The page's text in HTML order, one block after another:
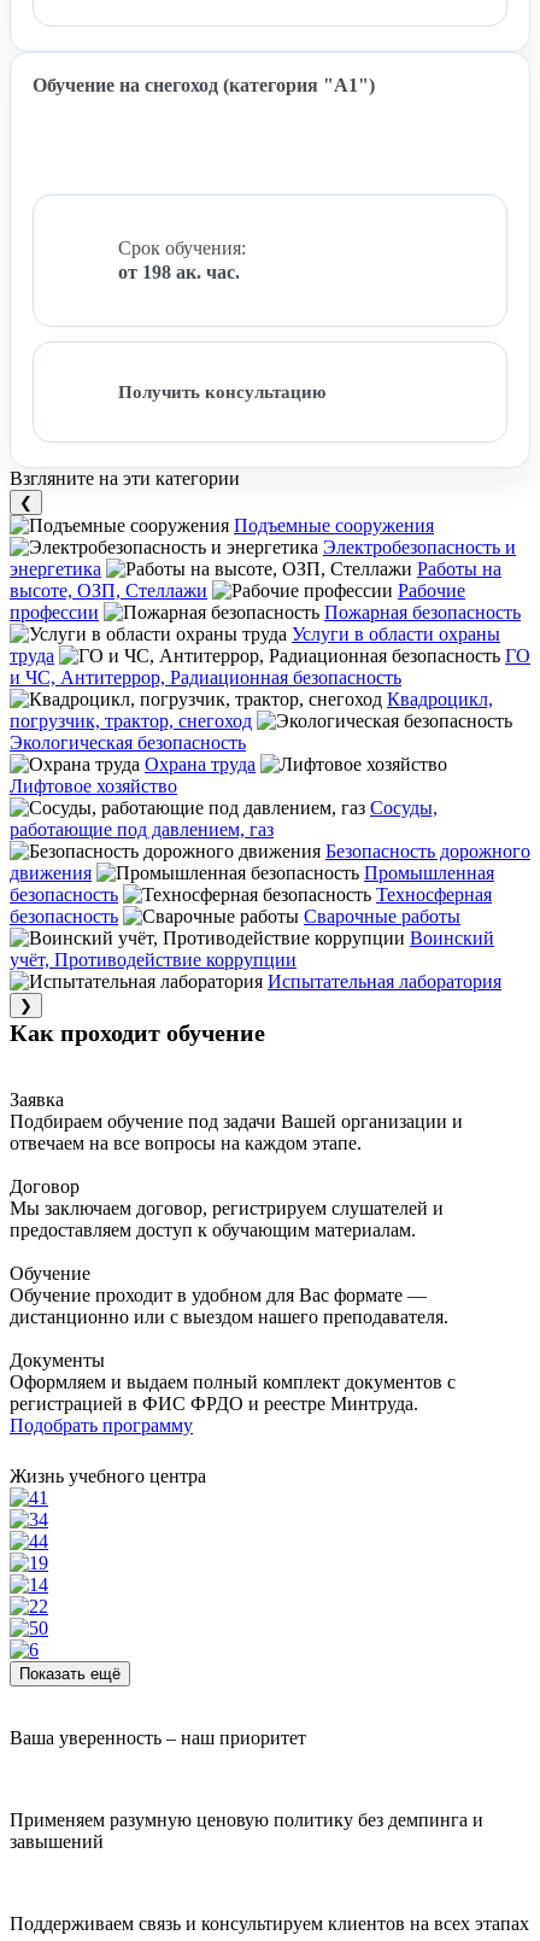
Обучение на снегоход (категория "A1")
Срок обучения:
от 198 ак. час.
Получить консультацию
Взгляните на эти категории
❮
Подъемные сооружения
Электробезопасность и
энергетика
Работы на
высоте, ОЗП, Стеллажи
Рабочие
профессии
Пожарная безопасность
Услуги в области охраны
труда
ГО
и ЧС, Антитеррор, Радиационная безопасность
Квадроцикл,
погрузчик, трактор, снегоход
Экологическая безопасность
Охрана труда
Лифтовое хозяйство
Сосуды,
работающие под давлением, газ
Безопасность дорожного
движения
Промышленная
безопасность
Техносферная
безопасность
Сварочные работы
Воинский
учёт, Противодействие коррупции
Испытательная лаборатория
❯
Как проходит обучение
Заявка
Подбираем обучение под задачи Вашей организации и
отвечаем на все вопросы на каждом этапе.
Договор
Мы заключаем договор, регистрируем слушателей и
предоставляем доступ к обучающим материалам.
Обучение
Обучение проходит в удобном для Вас формате —
дистанционно или с выездом нашего преподавателя.
Документы
Оформляем и выдаем полный комплект документов с
регистрацией в ФИС ФРДО и реестре Минтруда.
Подобрать программу
Жизнь учебного центра
Показать ещё
Ваша уверенность – наш приоритет
Применяем разумную ценовую политику без демпинга и
завышений
Поддерживаем связь и консультируем клиентов на всех этапах